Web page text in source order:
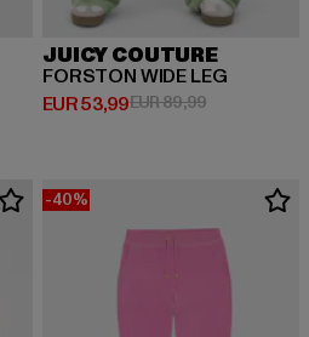
EUR 39,99
JUICY COUTURE
FORSTON WIDE LEG
EUR 53,99
Huidige prijs: EUR 53,99
EUR 89,99Actieprijs:
-40%